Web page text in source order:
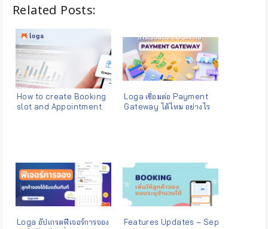
Related Posts:
How to create Booking
slot and Appointment.
Loga เชื่อมต่อ Payment
Gateway ได้ไหม อย่างไร
Loga อัปเกรดฟีเจอร์การจอง
Features Updates – Sep